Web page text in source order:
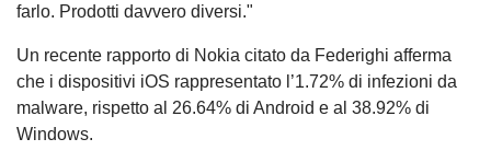
farlo. Prodotti davvero diversi."
Un recente rapporto di Nokia citato da Federighi afferma
che i dispositivi iOS rappresentato l’1.72% di infezioni da
malware, rispetto al 26.64% di Android e al 38.92% di
Windows.